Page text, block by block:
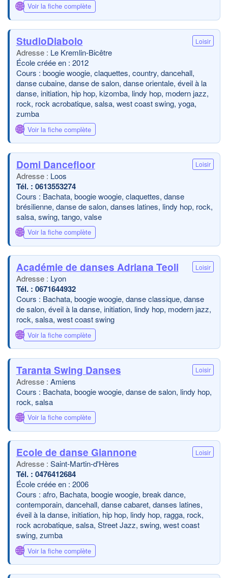
🌐 Voir la fiche complète
StudioDiabolo Loisir
Le Kremlin-Bicêtre
École créée en : 2012
Cours : boogie woogie, claquettes, country, dancehall,
danse cubaine, danse de salon, danse orientale, éveil à la
danse, initiation, hip hop, kizomba, lindy hop, modern jazz,
rock, rock acrobatique, salsa, west coast swing, yoga,
zumba
🌐 Voir la fiche complète
Domi Dancefloor Loisir
Loos
0613553274
Cours : Bachata, boogie woogie, claquettes, danse
brésilienne, danse de salon, danses latines, lindy hop, rock,
salsa, swing, tango, valse
🌐 Voir la fiche complète
Académie de danses Adriana Teoli Loisir
Lyon
0671644932
Cours : Bachata, boogie woogie, danse classique, danse
de salon, éveil à la danse, initiation, lindy hop, modern jazz,
rock, salsa, west coast swing
🌐 Voir la fiche complète
Taranta Swing Danses Loisir
Amiens
Cours : Bachata, boogie woogie, danse de salon, lindy hop,
rock, salsa
🌐 Voir la fiche complète
Ecole de danse Giannone Loisir
Saint-Martin-d'Hères
0476412684
École créée en : 2006
Cours : afro, Bachata, boogie woogie, break dance,
contemporain, dancehall, danse cabaret, danses latines,
éveil à la danse, initiation, hip hop, lindy hop, ragga, rock,
rock acrobatique, salsa, Street Jazz, swing, west coast
swing, zumba
🌐 Voir la fiche complète